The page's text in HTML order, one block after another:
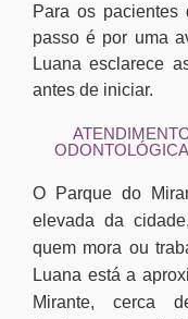
Para os pacientes
passo é por uma
Luana esclarece
antes de iniciar.
O Parque do
elevada da
quem mora ou
Luana está a
Mirante, cerca